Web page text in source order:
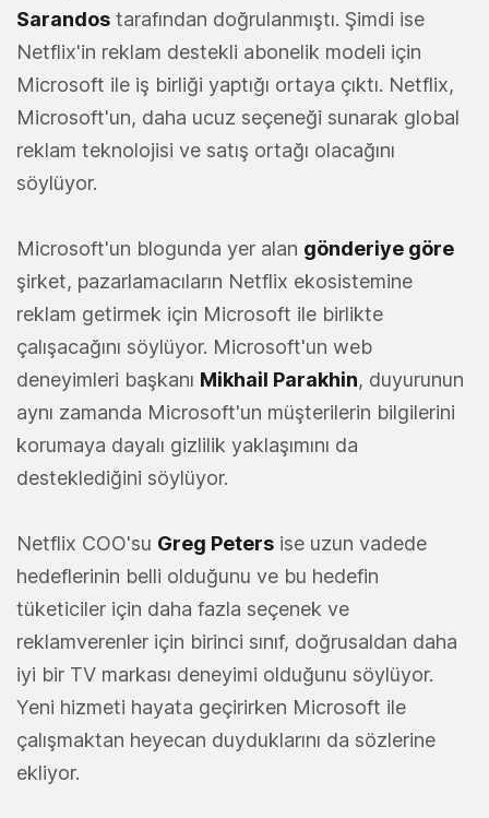
Sarandos tarafından doğrulanmıştı. Şimdi ise
Netflix'in reklam destekli abonelik modeli için
Microsoft ile iş birliği yaptığı ortaya çıktı. Netflix,
Microsoft'un, daha ucuz seçeneği sunarak global
reklam teknolojisi ve satış ortağı olacağını
söylüyor.
Microsoft'un blogunda yer alan gönderiye göre
şirket, pazarlamacıların Netflix ekosistemine
reklam getirmek için Microsoft ile birlikte
çalışacağını söylüyor. Microsoft'un web
deneyimleri başkanı Mikhail Parakhin, duyurunun
aynı zamanda Microsoft'un müşterilerin bilgilerini
korumaya dayalı gizlilik yaklaşımını da
desteklediğini söylüyor.
Netflix COO'su Greg Peters ise uzun vadede
hedeflerinin belli olduğunu ve bu hedefin
tüketiciler için daha fazla seçenek ve
reklamverenler için birinci sınıf, doğrusaldan daha
iyi bir TV markası deneyimi olduğunu söylüyor.
Yeni hizmeti hayata geçirirken Microsoft ile
çalışmaktan heyecan duyduklarını da sözlerine
ekliyor.